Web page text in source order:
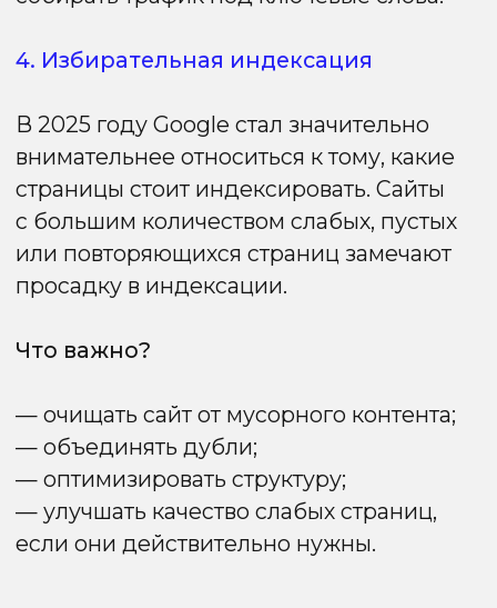
структурированные данные,
за быстрой загрузкой и идеальной
работой на мобильных устройствах.
ранжирования.
Помните: контент должен быть
ценностью, а не набором SEO-фраз.
Подкрепляйте материалы фактами,
экспертными комментариями,
аналитикой — это помогает формировать
доверие и повышает шансы попасть
в топ.
И наконец, регулярно проводите аудит
улучшайте слабые разделы. В эпоху
избирательной индексации Google
продвигает сайты, где каждая страница
действительно нужна и полезна.